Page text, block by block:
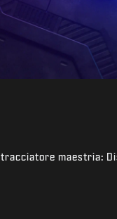
maestria: